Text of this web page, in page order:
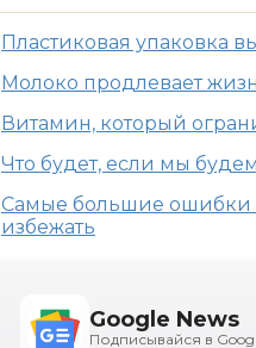
Пластиковая упаковка
Молоко продлевает
Витамин, который
Что будет, если мы
Самые большие ошибки
избежать
Google News
Подписывайся в